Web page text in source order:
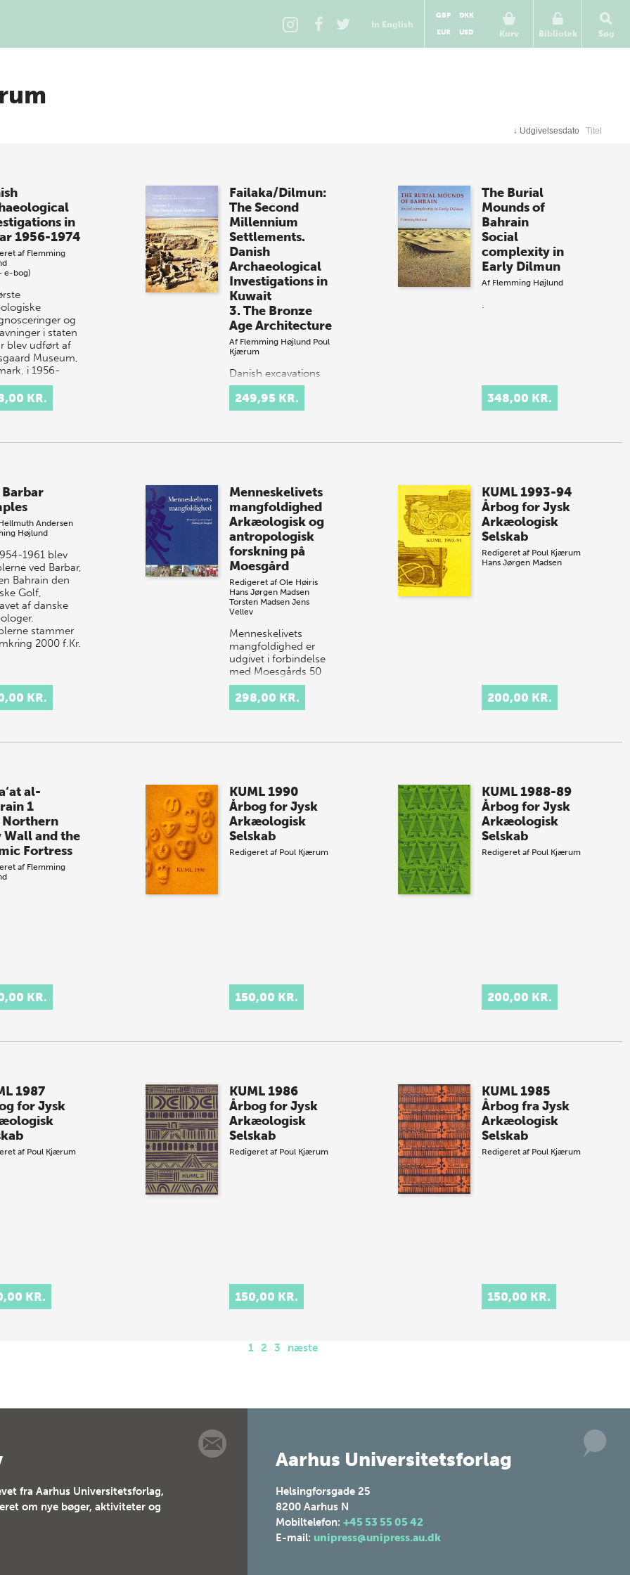
In English
Kurv
GBP
DKK
EUR
USD Bibliotek Søg
↓ Udgivelsesdato Titel
in
1956-1974
af Flemming
e-bog)
og
i staten
blev udført af
Museum,
i 1956-
Et bind om
KR.
Failaka/Dilmun:
The Second
Millennium
Settlements.
Danish
Archaeological
Investigations in
Kuwait
3. The Bronze
Age Architecture
Af Flemming Højlund Poul
Kjærum
Danish excavations
1958-1963 on the
island of Failaka in
Kuwait uncovered a
249,95 KR.
The Burial
Mounds of
Bahrain
Social
complexity in
Early Dilmun
Af Flemming Højlund
.
348,00 KR.
Barbar
Andersen
Højlund
1961 blev
ved Barbar,
Bahrain den
Golf,
af danske
stammer
2000 f.Kr.
KR.
Menneskelivets
mangfoldighed
Arkæologisk og
antropologisk
forskning på
Moesgård
Redigeret af Ole Høiris
Hans Jørgen Madsen
Torsten Madsen Jens
Vellev
Menneskelivets
mangfoldighed er
udgivet i forbindelse
med Moesgårds 50
års jubilæum. I 42
artikler præsenteres
centrale
298,00 KR.
KUML 1993-94
Årbog for Jysk
Arkæologisk
Selskab
Redigeret af Poul Kjærum
Hans Jørgen Madsen
200,00 KR.
al-
1
Northern
Wall and the
Fortress
af Flemming
KR.
KUML 1990
Årbog for Jysk
Arkæologisk
Selskab
Redigeret af Poul Kjærum
150,00 KR.
KUML 1988-89
Årbog for Jysk
Arkæologisk
Selskab
Redigeret af Poul Kjærum
200,00 KR.
1987
for Jysk
af Poul Kjærum
KR.
KUML 1986
Årbog for Jysk
Arkæologisk
Selskab
Redigeret af Poul Kjærum
150,00 KR.
KUML 1985
Årbog fra Jysk
Arkæologisk
Selskab
Redigeret af Poul Kjærum
150,00 KR.
1 2 3 næste
fra Aarhus Universitetsforlag,
om nye bøger, aktiviteter og
Aarhus Universitetsforlag
Helsingforsgade 25
8200 Aarhus N
Mobiltelefon: +45 53 55 05 42
E-mail: unipress@unipress.au.dk